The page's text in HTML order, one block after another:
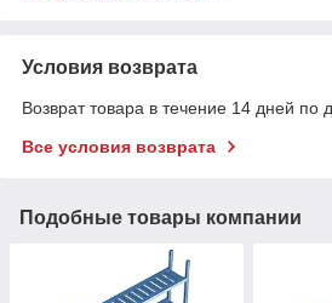
Условия возврата
Возврат товара в течение 14 дней по
Все условия возврата
Подобные товары компании